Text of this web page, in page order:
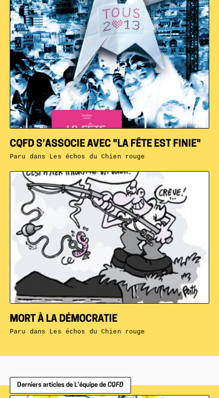
MORT À LA DÉMOCRATIE
Paru dans Les échos du Chien rouge
CQFD S’ASSOCIE AVEC "LA FÊTE EST FINIE"
Paru dans Les échos du Chien rouge
Derniers articles de L’équipe de CQFD